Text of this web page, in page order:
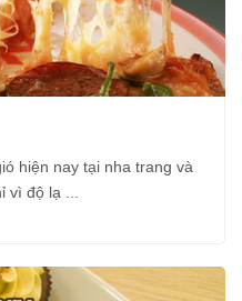
hiện nay tại nha trang và
độ lạ ...